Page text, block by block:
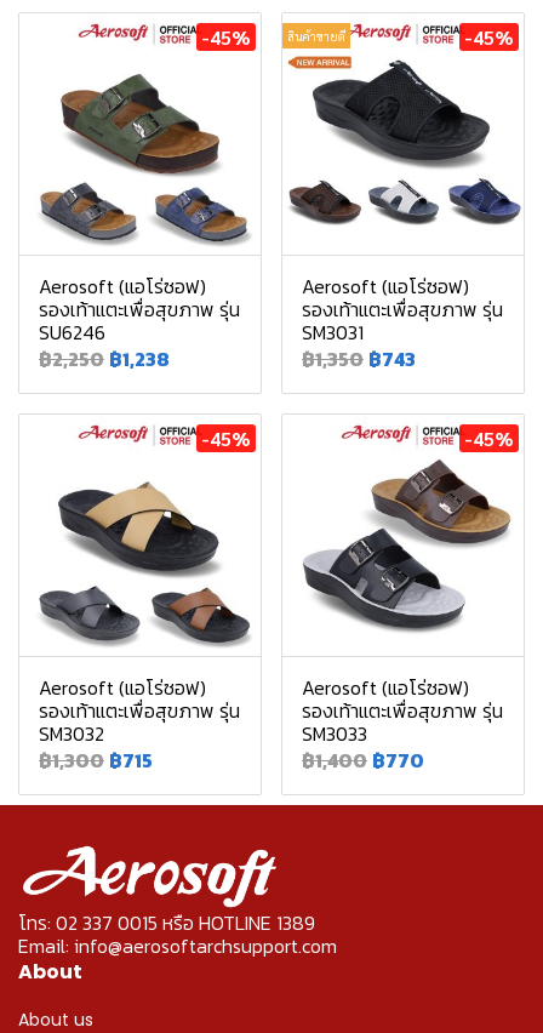
-45%
Aerosoft (แอโร่ซอฟ)
รองเท้าแตะเพื่อสุขภาพ รุ่น
SU6246
฿2,250 ฿1,238
สินค้าขายดี -45%
Aerosoft (แอโร่ซอฟ)
รองเท้าแตะเพื่อสุขภาพ รุ่น
SM3031
฿1,350 ฿743
-45%
Aerosoft (แอโร่ซอฟ)
รองเท้าแตะเพื่อสุขภาพ รุ่น
SM3032
฿1,300 ฿715
-45%
Aerosoft (แอโร่ซอฟ)
รองเท้าแตะเพื่อสุขภาพ รุ่น
SM3033
฿1,400 ฿770
โทร: 02 337 0015 หรือ HOTLINE 1389
Email: info@aerosoftarchsupport.com
About
About us